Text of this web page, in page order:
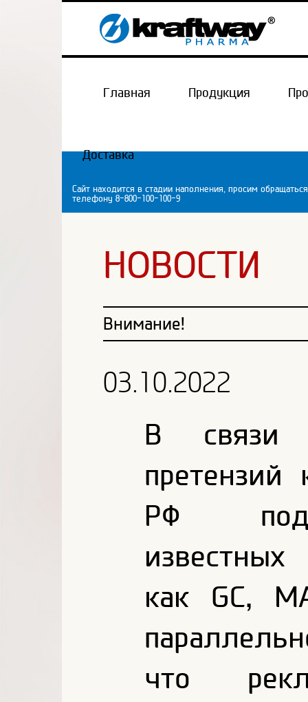
Главная Продукция
Доставка
Сайт находится в стадии наполнения, просим
телефону 8-800-100-100-9
НОВОСТИ
Внимание!
03.10.2022
В связи
претензий
РФ
как GC,
что